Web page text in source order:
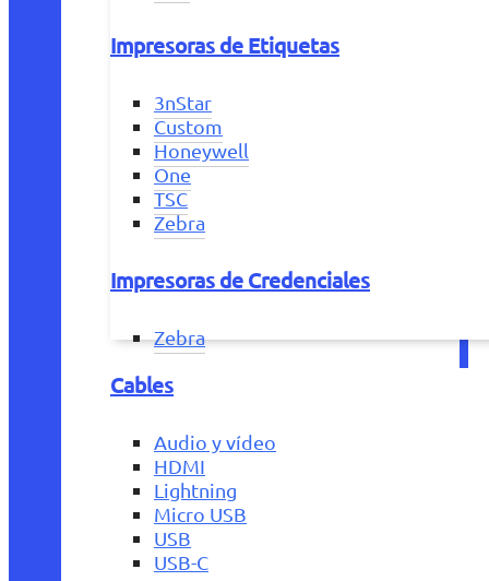
Impresoras de Etiquetas
3nStar
Custom
Honeywell
One
TSC
Zebra
Impresoras de Credenciales
Zebra
Cables
Audio y vídeo
HDMI
Lightning
Micro USB
USB
USB-C